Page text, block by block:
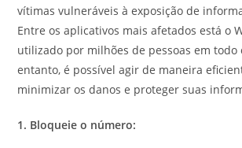
vítimas vulneráveis à exposição de
Entre os aplicativos mais afetados está o
utilizado por milhões de pessoas em todo
entanto, é possível agir de maneira
minimizar os danos e proteger suas
1. Bloqueie o número: